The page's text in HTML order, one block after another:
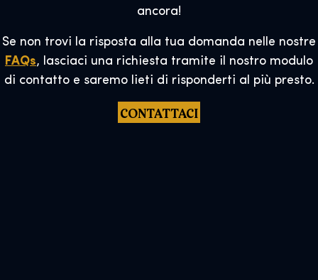
ancora!
Se non trovi la risposta alla tua domanda nelle nostre
FAQs, lasciaci una richiesta tramite il nostro modulo
di contatto e saremo lieti di risponderti al più presto.
CONTATTACI